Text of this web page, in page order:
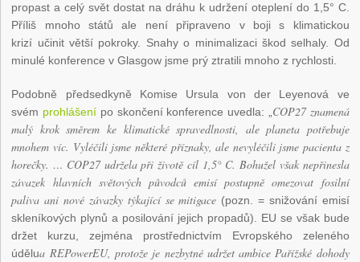
propast a celý svět dostat na dráhu k udržení oteplení do 1,5° C.
Příliš mnoho států ale není připraveno v boji s klimatickou
krizí učinit větší pokroky. Snahy o minimalizaci škod selhaly. Od
minulé konference v Glasgow jsme prý ztratili mnoho z rychlosti.
Podobně předsedkyně Komise Ursula von der Leyenová ve
svém prohlášení po skončení konference uvedla: „COP27 znamená
malý krok směrem ke klimatické spravedlnosti, ale planeta potřebuje
mnohem víc. Vyléčili jsme některé příznaky, ale nevyléčili jsme pacienta z
horečky. … COP27 udržela při životě cíl 1,5° C. Bohužel však nepřinesla
závazek hlavních světových původců emisí postupně omezovat fosilní
paliva ani nové závazky týkající se mitigace (pozn. = snižování emisí
skleníkových plynů a posilování jejich propadů). EU se však bude
držet kurzu, zejména prostřednictvím Evropského zeleného
údělua REPowerEU, protože je nezbytné udržet ambice Pařížské dohody